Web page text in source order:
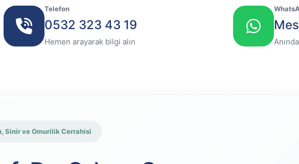
Telefon
0532 323 43 19
Hemen arayarak bilgi alın
Sinir ve Omurilik Cerrahisi